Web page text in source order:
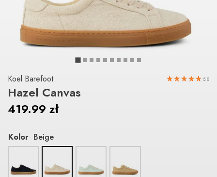
Koel Barefoot 5.0
Hazel Canvas
419.99 zł
Kolor Beige